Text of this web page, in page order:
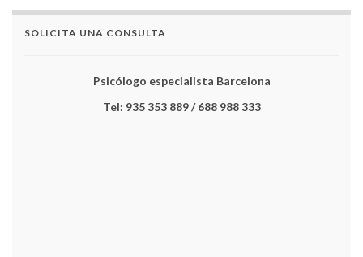
SOLICITA UNA CONSULTA
Psicólogo especialista Barcelona
Tel: 935 353 889 / 688 988 333